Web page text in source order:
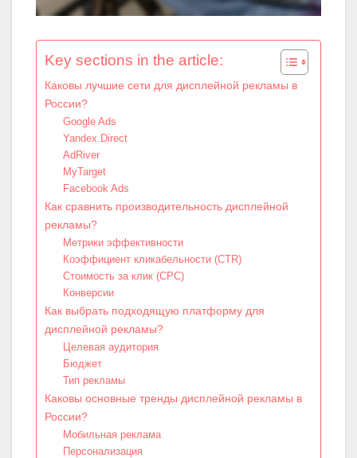
Key sections in the article:
Каковы лучшие сети для дисплейной рекламы в
России?
Google Ads
Yandex.Direct
AdRiver
MyTarget
Facebook Ads
Как сравнить производительность дисплейной
рекламы?
Метрики эффективности
Коэффициент кликабельности (CTR)
Стоимость за клик (CPC)
Конверсии
Как выбрать подходящую платформу для
дисплейной рекламы?
Целевая аудитория
Бюджет
Тип рекламы
Каковы основные тренды дисплейной рекламы в
России?
Мобильная реклама
Персонализация